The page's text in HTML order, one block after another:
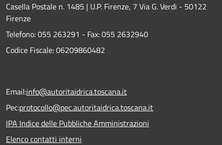
Casella Postale n. 1485 | U.P. Firenze, 7 Via G. Verdi - 50122
Firenze
Telefono:055 263291 - Fax:055 2632940
Codice Fiscale: 06209860482
Email:info@autoritaidrica.toscana.it
Pec:protocollo@pec.autoritaidrica.toscana.it
IPA Indice delle Pubbliche Amministrazioni
Elenco contatti interni